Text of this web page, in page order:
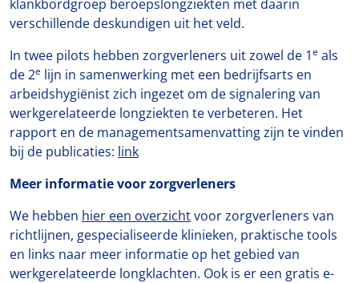
klankbordgroep beroepslongziekten met daarin
verschillende deskundigen uit het veld.
In twee pilots hebben zorgverleners uit zowel de 1e als
de 2e lijn in samenwerking met een bedrijfsarts en
arbeidshygiënist zich ingezet om de signalering van
werkgerelateerde longziekten te verbeteren. Het
rapport en de managementsamenvatting zijn te vinden
bij de publicaties: link
Meer informatie voor zorgverleners
We hebben hier een overzichtvoor zorgverleners van
richtlijnen, gespecialiseerde klinieken, praktische tools
en links naar meer informatie op het gebied van
werkgerelateerde longklachten. Ook is er een gratis e-